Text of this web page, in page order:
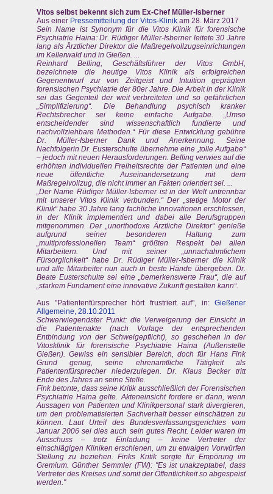
Vitos selbst bekennt sich zum Ex-Chef Müller-Isberner
Aus einer Pressemitteilung der Vitos-Klinik am 28. März 2017
Sein Name ist Synonym für die Vitos Klinik für forensische
Psychiatrie Haina: Dr. Rüdiger Müller-Isberner leitete 30 Jahre
lang als Ärztlicher Direktor die Maßregelvollzugseinrichtungen
im Kellerwald und in Gießen. ...
Reinhard Belling, Geschäftsführer der Vitos GmbH,
bezeichnete die heutige Vitos Klinik als erfolgreichen
Gegenentwurf zur von Zeitgeist und Intuition geprägten
forensischen Psychiatrie der 80er Jahre. Die Arbeit in der Klinik
sei das Gegenteil der weit verbreiteten und so gefährlichen
„Simplifizierung“. Die Behandlung psychisch kranker
Rechtsbrecher sei keine einfache Aufgabe. „Umso
entscheidender sind wissenschaftlich fundierte und
nachvollziehbare Methoden.“ Für diese Entwicklung gebühre
Dr. Müller-Isberner Dank und Anerkennung. Seine
Nachfolgerin Dr. Eusterschulte übernehme eine „tolle Aufgabe“
– jedoch mit neuen Herausforderungen. Belling verwies auf die
erhöhten individuellen Freiheitsrechte der Patienten und eine
neue öffentliche Auseinandersetzung mit dem
Maßregelvollzug, die nicht immer an Fakten orientiert sei. ...
„Der Name Rüdiger Müller-Isberner ist in der Welt untrennbar
mit unserer Vitos Klinik verbunden.“ Der „stetige Motor der
Klinik“ habe 30 Jahre lang fachliche Innovationen erschlossen,
in der Klinik implementiert und dabei alle Berufsgruppen
mitgenommen. Der „unorthodoxe Ärztliche Direktor“ genieße
aufgrund seiner besonderen Haltung zum
„multiprofessionellen Team“ größten Respekt bei allen
Mitarbeitern. Und mit seiner „unnachahmlichem
Fürsorglichkeit“ habe Dr. Rüdiger Müller-Isberner die Klinik
und alle Mitarbeiter nun auch in beste Hände übergeben. Dr.
Beate Eusterschulte sei eine „bemerkenswerte Frau“, die auf
„starkem Fundament eine innovative Zukunft gestalten kann“.
Aus "Patientenfürsprecher hört frustriert auf", in:Gießener
Allgemeine, 28.10.2011
Schwerwiegendster Punkt: die Verweigerung der Einsicht in
die Patientenakte (nach Vorlage der entsprechenden
Entbindung von der Schweigepflicht), so geschehen in der
Vitosklinik für forensische Psychiatrie Haina (Außenstelle
Gießen). Gewiss ein sensibler Bereich, doch für Hans Fink
Grund genug, seine ehrenamtliche Tätigkeit als
Patientenfürsprecher niederzulegen. Dr. Klaus Becker tritt
Ende des Jahres an seine Stelle.
Fink betonte, dass seine Kritik ausschließlich der Forensischen
Psychiatrie Haina gelte. Akteneinsicht fordere er dann, wenn
Aussagen von Patienten und Klinikpersonal stark divergieren,
um den problematisierten Sachverhalt besser einschätzen zu
können. Laut Urteil des Bundesverfassungsgerichtes vom
Januar 2006 sei dies auch sein gutes Recht. Leider waren im
Ausschuss – trotz Einladung – keine Vertreter der
einschlägigen Kliniken erschienen, um zu etwaigen Vorwürfen
Stellung zu beziehen. Finks Kritik sorgte für Empörung im
Gremium. Günther Semmler (FW): "Es ist unakzeptabel, dass
Vertreter des Kreises und somit der Öffentlichkeit so abgespeist
werden."